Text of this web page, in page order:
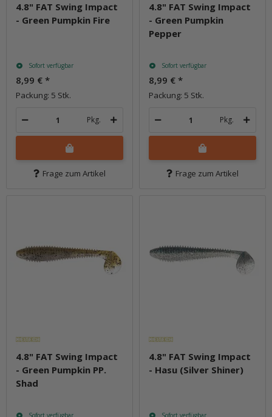
4.8" FAT Swing Impact
- Green Pumpkin Fire
Sofort verfügbar
8,99 € *
Packung: 5 Stk.
Pkg.
Frage zum Artikel
4.8" FAT Swing Impact
- Green Pumpkin
Pepper
Sofort verfügbar
8,99 € *
Packung: 5 Stk.
Pkg.
Frage zum Artikel
4.8" FAT Swing Impact
- Green Pumpkin PP.
Shad
Sofort verfügbar
4.8" FAT Swing Impact
- Hasu (Silver Shiner)
Sofort verfügbar